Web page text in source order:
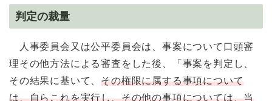
判定の裁量
人事委員会又は公平委員会は、事案について口頭審
理その他方法による審査をした後、「事案を判定し、
その結果に基いて、その権限に属する事項について
は、自らこれを実行し、その他の事項については、当